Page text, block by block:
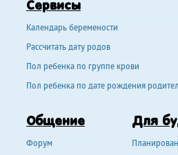
Сервисы
Календарь беремености
Рассчитать дату родов
Пол ребенка по группе крови
Пол ребенка по дате рождения
Общение
Форум
Для